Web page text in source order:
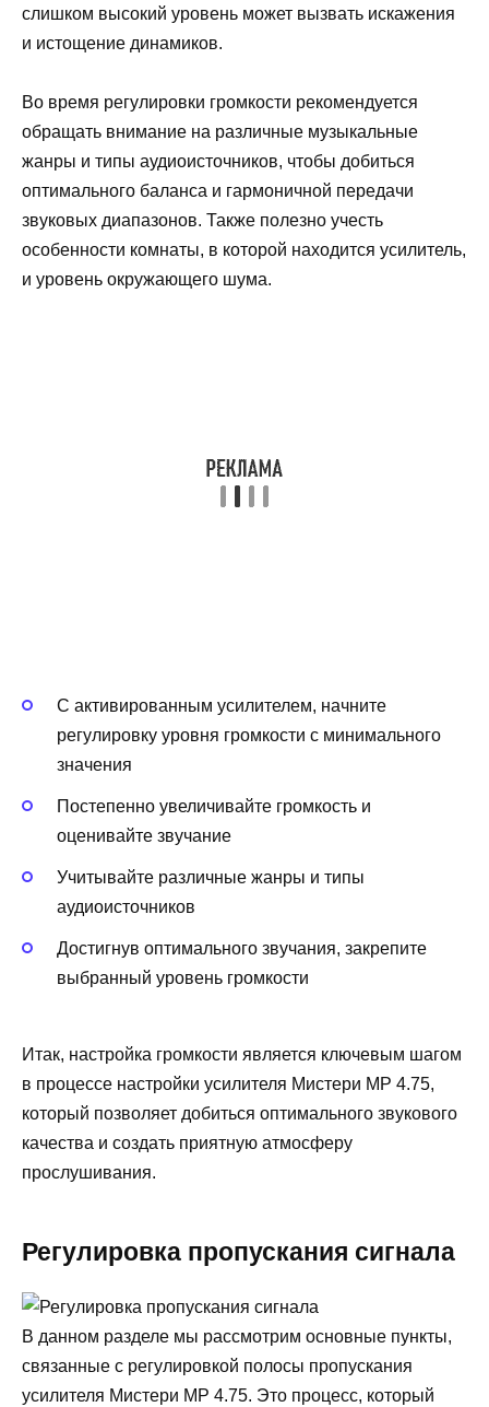
слишком высокий уровень может вызвать искажения
и истощение динамиков.
Во время регулировки громкости рекомендуется
обращать внимание на различные музыкальные
жанры и типы аудиоисточников, чтобы добиться
оптимального баланса и гармоничной передачи
звуковых диапазонов. Также полезно учесть
особенности комнаты, в которой находится усилитель,
и уровень окружающего шума.
С активированным усилителем, начните
регулировку уровня громкости с минимального
значения
Постепенно увеличивайте громкость и
оценивайте звучание
Учитывайте различные жанры и типы
аудиоисточников
Достигнув оптимального звучания, закрепите
выбранный уровень громкости
Итак, настройка громкости является ключевым шагом
в процессе настройки усилителя Мистери МР 4.75,
который позволяет добиться оптимального звукового
качества и создать приятную атмосферу
прослушивания.
Регулировка пропускания сигнала
В данном разделе мы рассмотрим основные пункты,
связанные с регулировкой полосы пропускания
усилителя Мистери МР 4.75. Это процесс, который